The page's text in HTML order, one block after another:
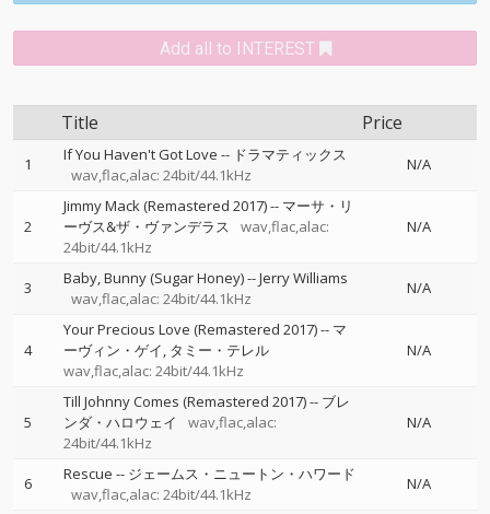
Add all to INTEREST
Title Price
1 If You Haven't Got Love -- ドラマティックス
wav,flac,alac: 24bit/44.1kHz
N/A
2
Jimmy Mack (Remastered 2017)-- マーサ・リ
ーヴス&ザ・ヴァンデラス
wav,flac,alac:
24bit/44.1kHz
N/A
3 Baby, Bunny (Sugar Honey)--Jerry Williams
wav,flac,alac: 24bit/44.1kHz
N/A
4
Your Precious Love (Remastered 2017)-- マ
ーヴィン・ゲイ タミー・テレル
wav,flac,alac: 24bit/44.1kHz
N/A
5
Till Johnny Comes (Remastered 2017)-- ブレ
ンダ・ハロウェイ
wav,flac,alac:
24bit/44.1kHz
N/A
6 Rescue -- ジェームス・ニュートン・ハワード
wav,flac,alac: 24bit/44.1kHz
N/A